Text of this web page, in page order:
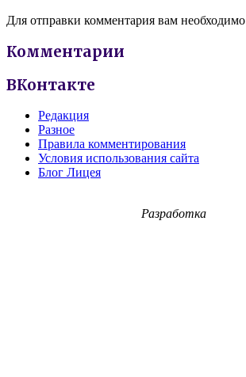
Для отправки комментария вам необходимо
Комментарии
ВКонтакте
Редакция
Разное
Правила комментирования
Условия использования сайта
Блог Лицея
Разработка